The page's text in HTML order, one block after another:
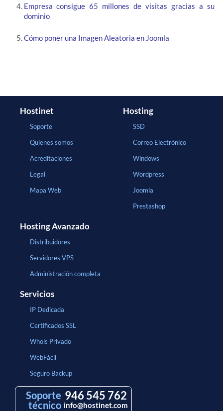
Empresa consigue 65 millones de visitas gracias a su
dominio
Cómo poner una Imagen Aleatoria en Joomla
Hostinet
Soporte
Quienes somos
Acreditaciones
Legal
Mapa Web
Hosting
SSD
Correo Electrónico
Windows
Wordpress
Joomla
Prestashop
Hosting Avanzado
Distribuidores
Servidores VPS
Administración completa
Servicios
IP Dedicada
Certificados SSL
Whois Privado
WebFácil
Seguro Backup
Soporte
técnico
946 545 762
info@hostinet.com